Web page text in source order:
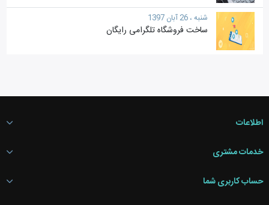
شنبه ، 26 آبان 1397
ساخت فروشگاه تلگرامی رایگان
اطلاعات
خدمات مشتری
حساب کاربری شما